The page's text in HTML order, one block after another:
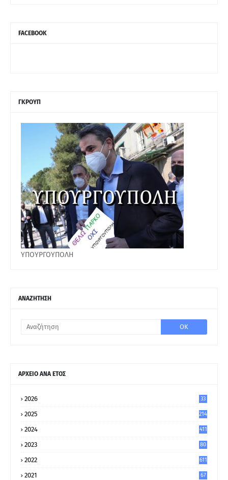
FACEBOOK
ΓΚΡΟΥΠ
ΥΠΟΥΡΓΟΥΠΟΛΗ
ΑΝΑΖΗΤΗΣΗ
ΑΡΧΕΙΟ ΑΝΑ ΕΤΟΣ
2026 33
2025 214
2024 411
2023
80
2022 611
2021
67